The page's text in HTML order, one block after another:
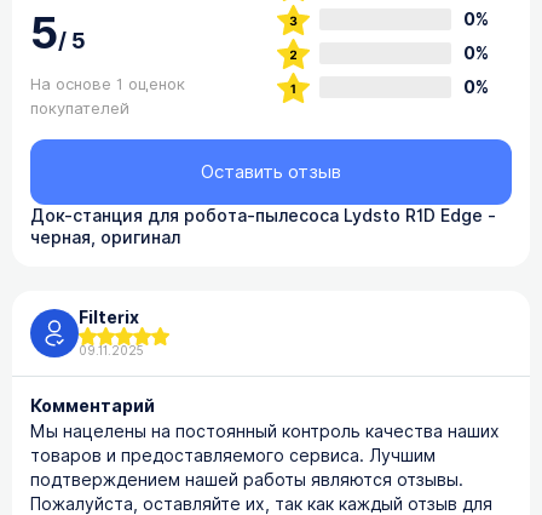
5/5
На основе 1 оценок
покупателей
0%
0%
0%
Док-станция для робота-пылесоса Lydsto R1D Edge -
черная, оригинал
Оставить отзыв
Filterix
09.11.2025
Комментарий
Мы нацелены на постоянный контроль качества наших
товаров и предоставляемого сервиса. Лучшим
подтверждением нашей работы являются отзывы.
Пожалуйста, оставляйте их, так как каждый отзыв для